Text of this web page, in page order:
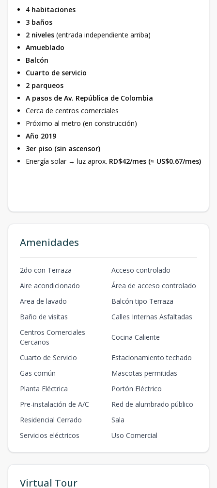
4 habitaciones
3 baños
2 niveles (entrada independiente arriba)
Amueblado
Balcón
Cuarto de servicio
2 parqueos
A pasos de Av. República de Colombia
Cerca de centros comerciales
Próximo al metro (en construcción)
Año 2019
3er piso (sin ascensor)
Energía solar → luz aprox. RD$42/mes (≈ US$0.67/mes)
Amenidades
2do con Terraza
Acceso controlado
Aire acondicionado
Área de acceso controlado
Area de lavado
Balcón tipo Terraza
Baño de visitas
Calles Internas Asfaltadas
Centros Comerciales
Cercanos
Cocina Caliente
Cuarto de Servicio
Estacionamiento techado
Gas común
Mascotas permitidas
Planta Eléctrica
Portón Eléctrico
Pre-instalación de A/C
Red de alumbrado público
Residencial Cerrado
Sala
Servicios eléctricos
Uso Comercial
Virtual Tour